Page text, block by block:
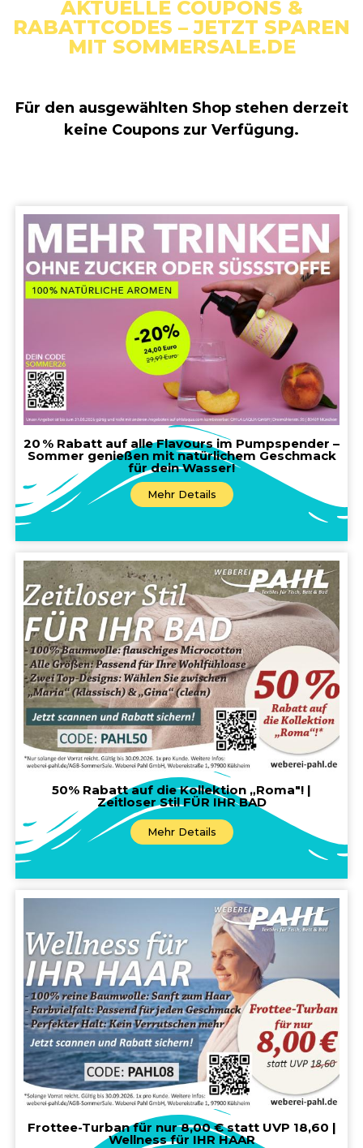
AKTUELLE COUPONS &
RABATTCODES – JETZT SPAREN
MIT SOMMERSALE.DE
Für den ausgewählten Shop stehen derzeit
keine Coupons zur Verfügung.
20 % Rabatt auf alle Flavours im Pumpspender –
Sommer genießen mit natürlichem Geschmack
für dein Wasser!
Mehr Details
50% Rabatt auf die Kollektion „Roma"! |
Zeitloser Stil FÜR IHR BAD
Mehr Details
Frottee-Turban für nur 8,00 € statt UVP 18,60 |
Wellness für IHR HAAR